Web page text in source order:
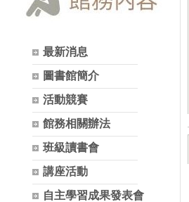
最新消息
圖書館簡介
活動競賽
館務相關辦法
班級讀書會
講座活動
自主學習成果發表會